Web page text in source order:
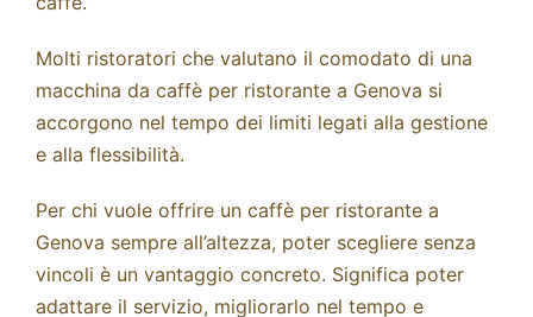
Molti ristoratori che valutano il comodato di una
macchina da caffè per ristorante a Genova si
accorgono nel tempo dei limiti legati alla gestione
e alla flessibilità.
Per chi vuole offrire un caffè per ristorante a
Genova sempre all’altezza, poter scegliere senza
vincoli è un vantaggio concreto. Significa poter
adattare il servizio, migliorarlo nel tempo e